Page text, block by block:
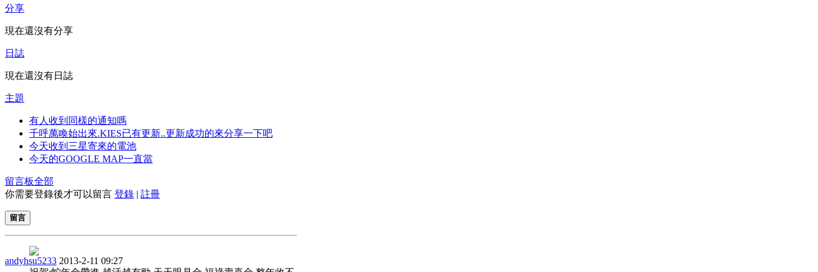
分享
現在還沒有分享
日誌
現在還沒有日誌
主題
有人收到同樣的通知嗎
千呼萬喚始出來.KIES已有更新..更新成功的來分享一下吧
今天收到三星寄來的電池
今天的GOOGLE MAP一直當
留言板全部
你需要登錄後才可以留言 登錄 | 註冊
留言
andyhsu5233 2013-2-11 09:27